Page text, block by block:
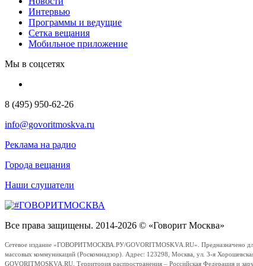
Интервью
Программы и ведущие
Сетка вещания
Мобильное приложение
Мы в соцсетях
8 (495) 950-62-26
info@govoritmoskva.ru
Реклама на радио
Города вещания
Наши слушатели
Все права защищены. 2014-2026 © «Говорит Москва»
Сетевое издание «ГОВОРИТМОСКВА.РУ/GOVORITMOSKVA.RU». Предназначено
массовых коммуникаций (Роскомнадзор). Адрес: 123298, Москва, ул. 3-я
GOVORITMOSKVA.RU. Территория распространения – Российская Федерация и